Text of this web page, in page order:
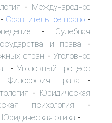
- Международное
- Сравнительное право -
- Судебная
и права -
стран -Уголовное
- Уголовный процесс
Философия права -
- Юридическая
психология -
Юридическая этика -